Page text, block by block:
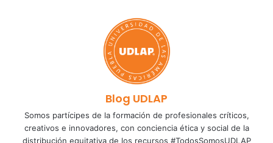
Blog UDLAP
Somos partícipes de la formación de profesionales críticos,
creativos e innovadores, con conciencia ética y social de la
distribución equitativa de los recursos #TodosSomosUDLAP